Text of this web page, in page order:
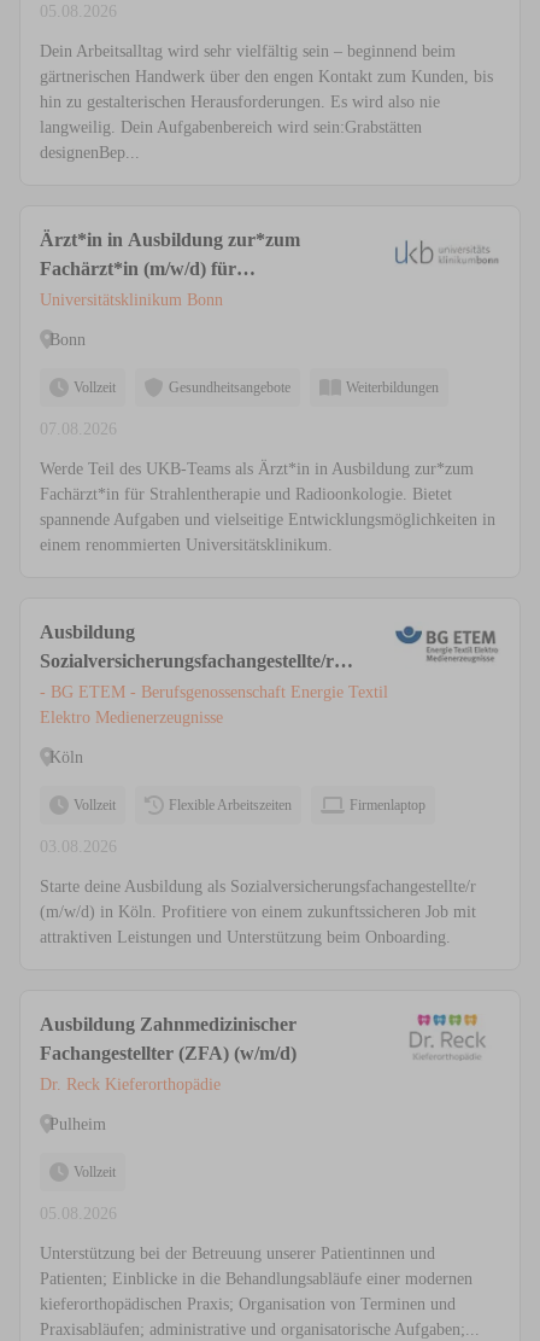
05.08.2026
Dein Arbeitsalltag wird sehr vielfältig sein – beginnend beim
gärtnerischen Handwerk über den engen Kontakt zum Kunden, bis
hin zu gestalterischen Herausforderungen. Es wird also nie
langweilig. Dein Aufgabenbereich wird sein:Grabstätten
designenBep...
Ärzt*in in Ausbildung zur*zum
Fachärzt*in (m/w/d) für
Strahlentherapie und Radioonkologie
Universitätsklinikum Bonn
Bonn
Vollzeit Gesundheitsangebote Weiterbildungen
07.08.2026
Werde Teil des UKB-Teams als Ärzt*in in Ausbildung zur*zum
Fachärzt*in für Strahlentherapie und Radioonkologie. Bietet
spannende Aufgaben und vielseitige Entwicklungsmöglichkeiten in
einem renommierten Universitätsklinikum.
Ausbildung
Sozialversicherungsfachangestellte/r
(m/w/d), Köln
- BG ETEM - Berufsgenossenschaft Energie Textil
Elektro Medienerzeugnisse
Köln
Vollzeit Flexible Arbeitszeiten Firmenlaptop
03.08.2026
Starte deine Ausbildung als Sozialversicherungsfachangestellte/r
(m/w/d) in Köln. Profitiere von einem zukunftssicheren Job mit
attraktiven Leistungen und Unterstützung beim Onboarding.
Ausbildung Zahnmedizinischer
Fachangestellter (ZFA) (w/m/d)
Dr. Reck Kieferorthopädie
Pulheim
Vollzeit
05.08.2026
Unterstützung bei der Betreuung unserer Patientinnen und
Patienten; Einblicke in die Behandlungsabläufe einer modernen
kieferorthopädischen Praxis; Organisation von Terminen und
Praxisabläufen; administrative und organisatorische Aufgaben;...